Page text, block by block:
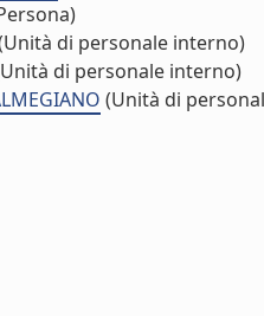
di personale interno)
di personale interno)
(Unità di